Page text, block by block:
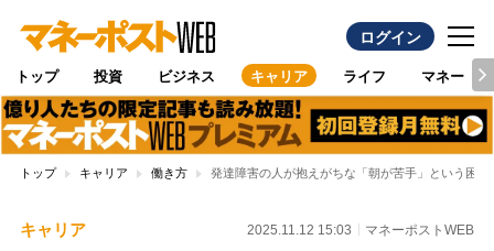
ログイン
トップ 投資 ビジネス キャリア ライフ マネー
トップ キャリア 働き方 発達障害の人が抱えがちな「朝が苦手」という困
キャリア 2025.11.12 15:03 マネーポストWEB